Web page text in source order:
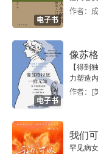
从群体到公众：
译名对照表
电子书
作者：
电子书
像苏
【得到
力塑造
作者：[
我们
罕见病